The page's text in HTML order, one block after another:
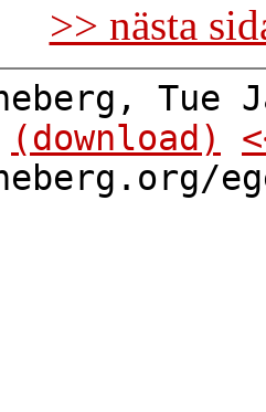
>> nästa
Tue
(download)